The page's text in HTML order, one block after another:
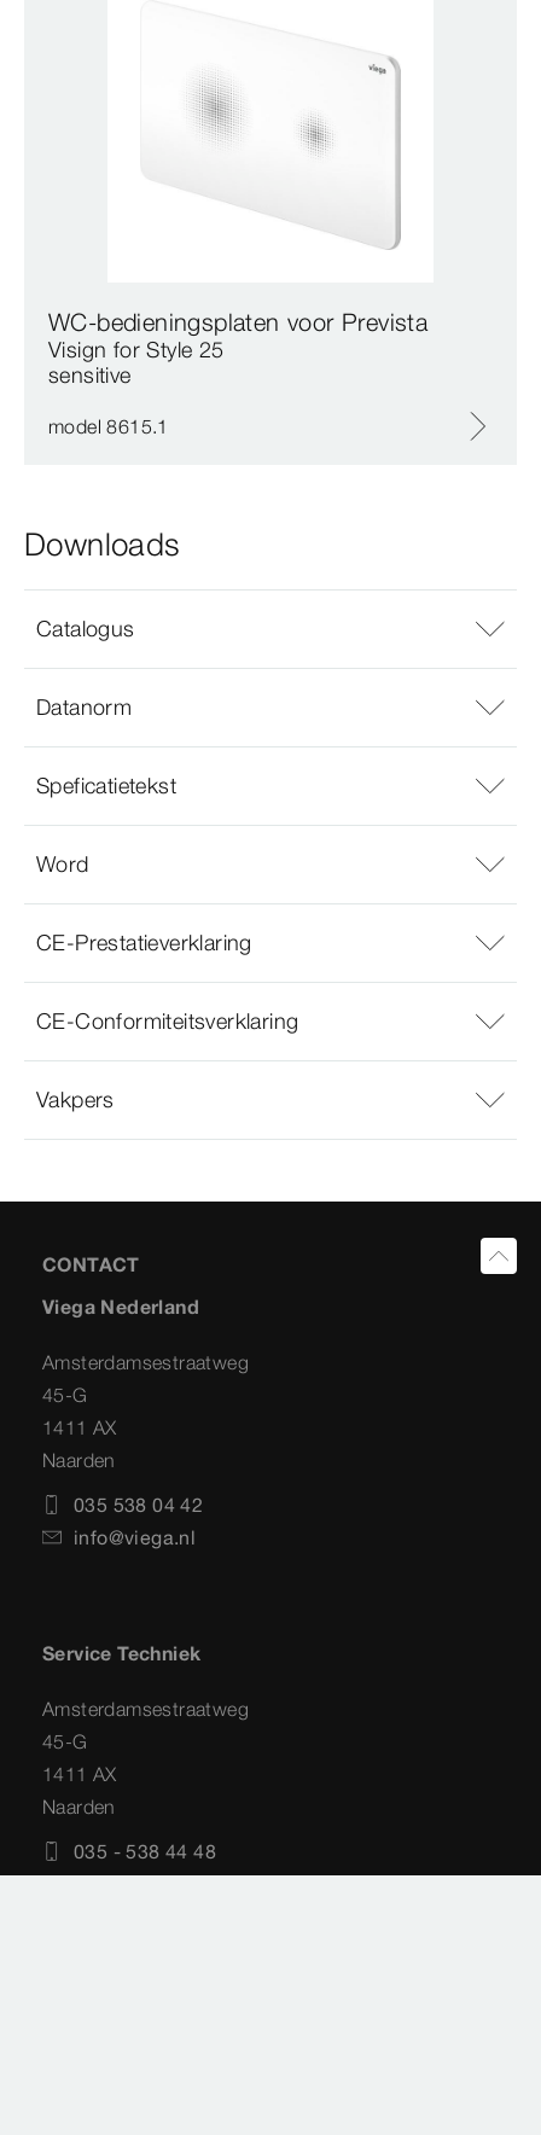
WC-bedieningsplaten voor Prevista
Visign for Style 25
sensitive
model 8615.1
Downloads
Catalogus
Datanorm
Speficatietekst
Word
CE-Prestatieverklaring
CE-Conformiteitsverklaring
Vakpers
CONTACT
Viega Nederland
Amsterdamsestraatweg
45-G
1411 AX
Naarden
035 538 04 42
info@viega.nl
Service Techniek
Amsterdamsestraatweg
45-G
1411 AX
Naarden
035 - 538 44 48
service-techniek@viega.nl